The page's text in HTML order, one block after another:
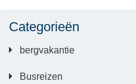
Categorieën
bergvakantie
Busreizen